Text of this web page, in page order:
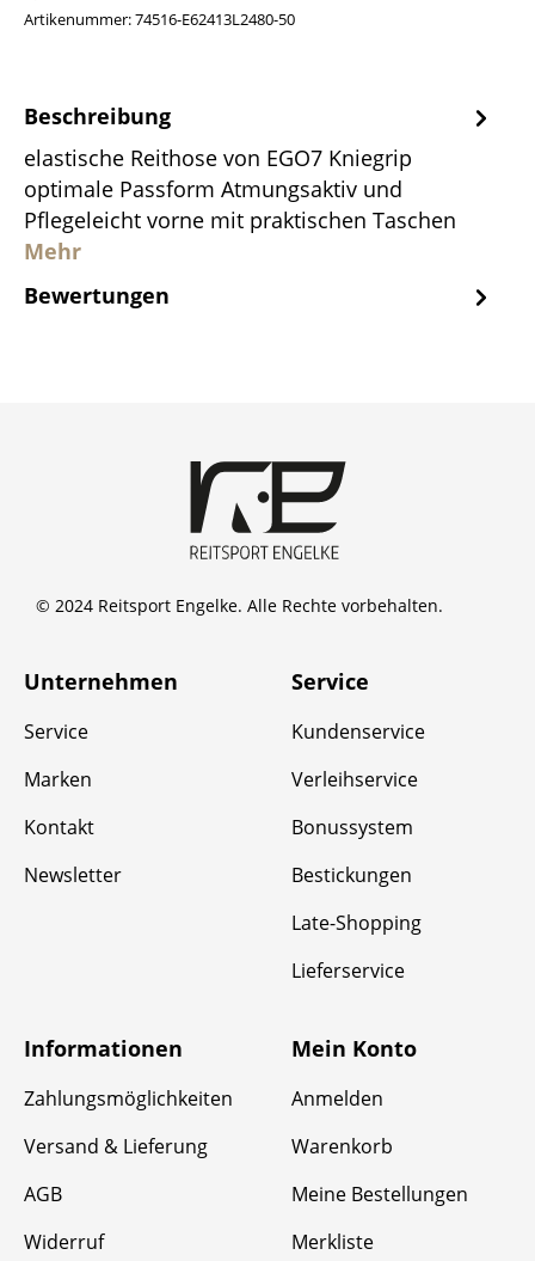
Artikenummer:74516-E62413L2480-50
Beschreibung
elastische Reithose von EGO7 Kniegrip
optimale Passform Atmungsaktiv und
Pflegeleicht vorne mit praktischen Taschen
Mehr
Bewertungen
© 2024 Reitsport Engelke. Alle Rechte vorbehalten.
Unternehmen
Service
Marken
Kontakt
Newsletter
Service
Kundenservice
Verleihservice
Bonussystem
Bestickungen
Late-Shopping
Lieferservice
Informationen
Zahlungsmöglichkeiten
Versand & Lieferung
AGB
Widerruf
Mein Konto
Anmelden
Warenkorb
Meine Bestellungen
Merkliste